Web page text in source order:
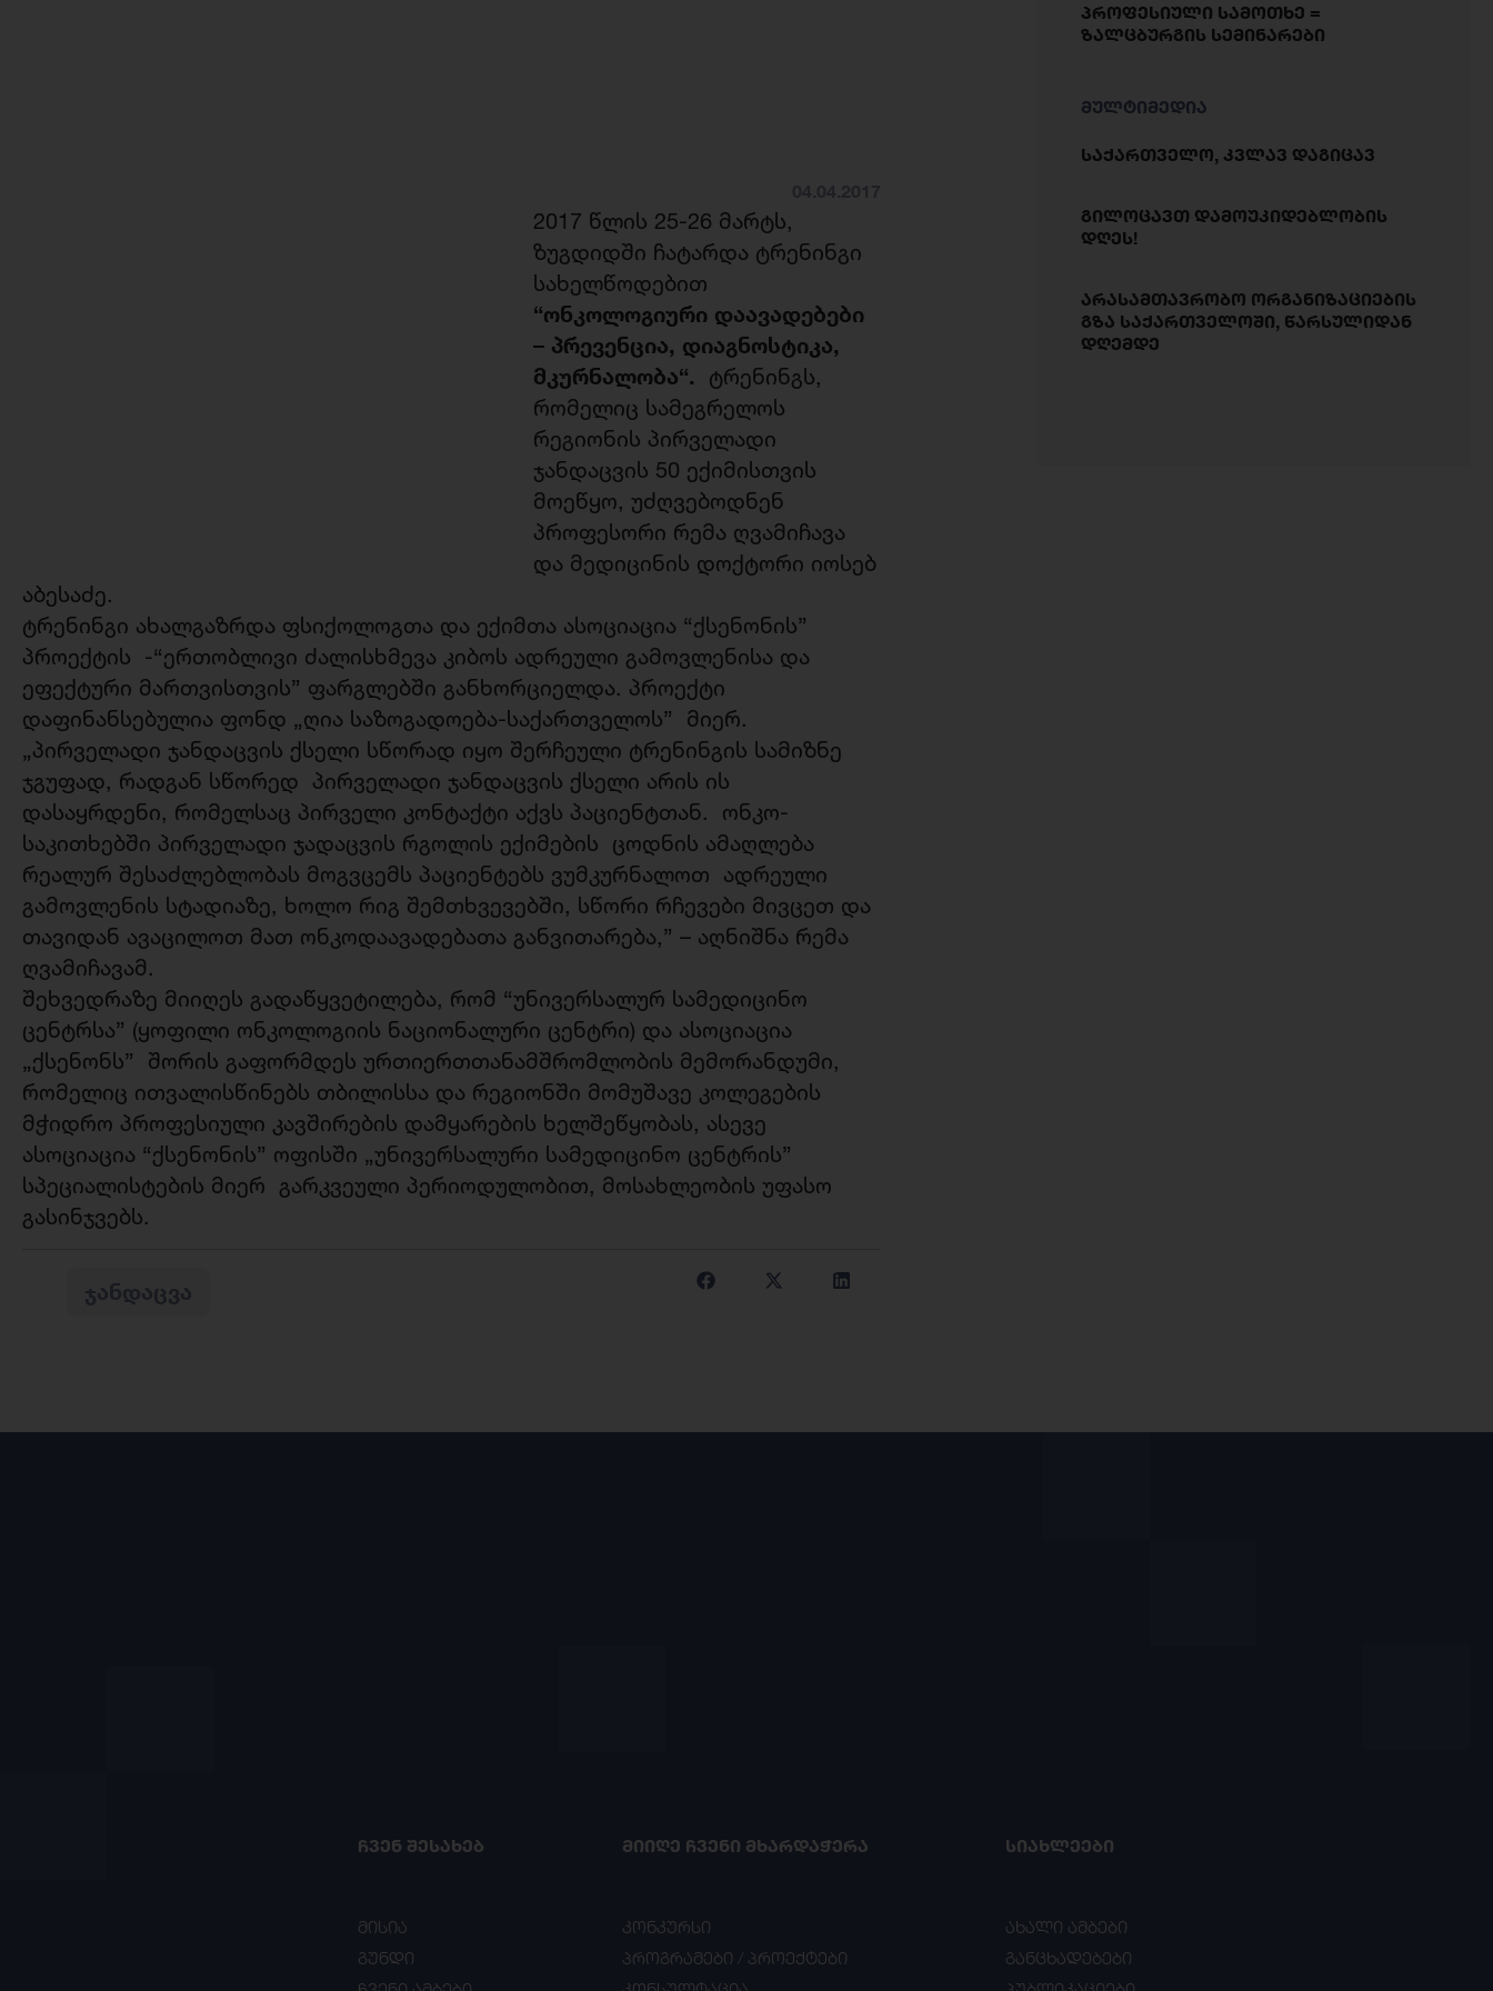
2017 წლის 25-26 მარტს,
ზუგდიდში ჩატარდა ტრენინგი
სახელწოდებით
“ონკოლოგიური დაავადებები
– პრევენცია, დიაგნოსტიკა,
მკურნალობა“.
ტრენინგს,
რომელიც სამეგრელოს
რეგიონის პირველადი
ჯანდაცვის 50 ექიმისთვის
მოეწყო, უძღვებოდნენ
პროფესორი რემა ღვამიჩავა
და მედიცინის დოქტორი იოსებ
აბესაძე.
ტრენინგი ახალგაზრდა ფსიქოლოგთა და ექიმთა ასოციაცია “ქსენონის”
პროექტის -“ერთობლივი ძალისხმევა კიბოს ადრეული გამოვლენისა და
ეფექტური მართვისთვის” ფარგლებში განხორციელდა. პროექტი
დაფინანსებულია ფონდ „ღია საზოგადოება-საქართველოს” მიერ.
„პირველადი ჯანდაცვის ქსელი სწორად იყო შერჩეული ტრენინგის სამიზნე
ჯგუფად, რადგან სწორედ პირველადი ჯანდაცვის ქსელი არის ის
დასაყრდენი, რომელსაც პირველი კონტაქტი აქვს პაციენტთან. ონკო-
საკითხებში პირველადი ჯადაცვის რგოლის ექიმების ცოდნის ამაღლება
რეალურ შესაძლებლობას მოგვცემს პაციენტებს ვუმკურნალოთ ადრეული
გამოვლენის სტადიაზე, ხოლო რიგ შემთხვევებში, სწორი რჩევები მივცეთ და
თავიდან ავაცილოთ მათ ონკოდაავადებათა განვითარება,” – აღნიშნა რემა
ღვამიჩავამ.
შეხვედრაზე მიიღეს გადაწყვეტილება, რომ “უნივერსალურ სამედიცინო
ცენტრსა” (ყოფილი ონკოლოგიის ნაციონალური ცენტრი) და ასოციაცია
„ქსენონს” შორის გაფორმდეს ურთიერთთანამშრომლობის მემორანდუმი,
რომელიც ითვალისწინებს თბილისსა და რეგიონში მომუშავე კოლეგების
მჭიდრო პროფესიული კავშირების დამყარების ხელშეწყობას, ასევე
ასოციაცია “ქსენონის” ოფისში „უნივერსალური სამედიცინო ცენტრის”
სპეციალისტების მიერ გარკვეული პერიოდულობით, მოსახლეობის უფასო
გასინჯვებს.
პროფესიული სამოთხე =
ზალცბურგის სემინარები
მულტიმედია
საქართველო, კვლავ დაგიცავ
გილოცავთ დამოუკიდებლობის
დღეს!
არასამთავრობო ორგანიზაციების
გზა საქართველოში, წარსულიდან
დღემდე
ᲩᲕᲔᲜ ᲨᲔᲡᲐᲮᲔᲑ
მისია
გუნდი
ᲛᲘᲘᲦᲔ ᲩᲕᲔᲜᲘ ᲛᲮᲐᲠᲓᲐᲭᲔᲠᲐ
კონკურსი
პროგრამები / პროექტები
ᲡᲘᲐᲮᲚᲔᲔᲑᲘ
ახალი ამბები
განცხადებები